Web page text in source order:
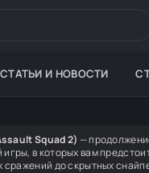
СТАТЬИ И НОВОСТИ
Squad 2) —
в которых вам
сражений до скрытных